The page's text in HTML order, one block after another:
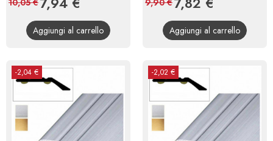
base
10,05 €
Aggiungi al carrello
base
9,90 €
Aggiungi al carrello
-2,04 € -2,02 €